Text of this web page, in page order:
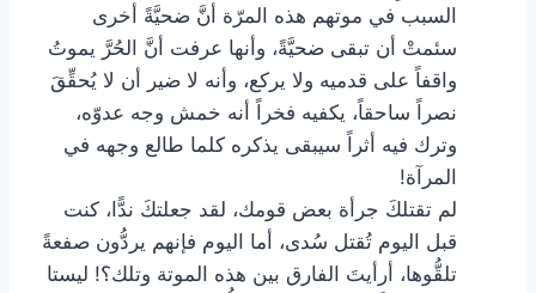
السبب في موتهم هذه المرّة أنَّ ضحيَّةً أخرى
سئمتْ أن تبقى ضحيَّةً، وأنها عرفت أنَّ الحُرَّ يموتُ
واقفاً على قدميه ولا يركع، وأنه لا ضير أن لا يُحقِّقَ
نصراً ساحقاً، يكفيه فخراً أنه خمش وجه عدوّه،
وترك فيه أثراً سيبقى يذكره كلما طالع وجهه في
المرآة!
‏لم تقتلكَ جرأة بعض قومك، لقد جعلتكَ ندًّا، كنت
قبل اليوم تُقتل سُدى، أما اليوم فإنهم يردُّون صفعةً
تلقُّوها، أرأيتَ الفارق بين هذه الموتة وتلك؟! ليستا